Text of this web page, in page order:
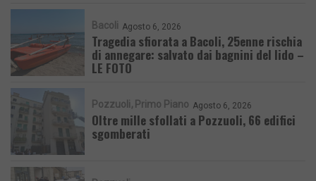
Bacoli Agosto 6, 2026
Tragedia sfiorata a Bacoli, 25enne rischia
di annegare: salvato dai bagnini del lido –
LE FOTO
Pozzuoli Primo Piano Agosto 6, 2026
Oltre mille sfollati a Pozzuoli, 66 edifici
sgomberati